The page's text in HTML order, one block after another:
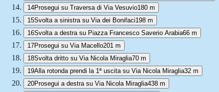
14Prosegui su Traversa di Via Vesuvio180 m
15Svolta a sinistra su Via dei Bonifaci198 m
16Svolta a destra su Piazza Francesco Saverio Arabia66 m
17Prosegui su Via Macello201 m
18Svolta dritto su Via Nicola Miraglia70 m
19Alla rotonda prendi la 1ª uscita su Via Nicola Miraglia32 m
20Prosegui a destra su Via Nicola Miraglia438 m